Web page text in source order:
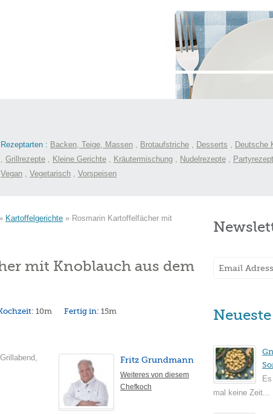
Blog
Rezeptarten : Backen, Teige, Massen , Brotaufstriche , Desserts , Deutsche
, Grillrezepte , Kleine Gerichte , Kräutermischung , Nudelrezepte ,
Vegan , Vegetarisch , Vorspeisen
» Kartoffelgerichte » Rosmarin Kartoffelfächer mit
mit Knoblauch aus dem
10m Fertig in: 15m
Fritz Grundmann
Weiteres von diesem
Chefkoch
Neueste
mal keine Zeit...